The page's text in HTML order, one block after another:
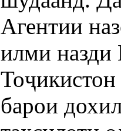
Агентии
илми назди
барои